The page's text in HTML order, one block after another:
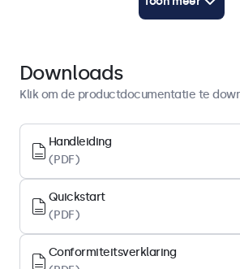
Display-architectuur
Schermdiagonaal
11.6 inch (296 mm)
Beeldverhouding
16:9 (4:3 instelbaar)
Native resolutie
1920 x 1080
Downloads
Klik om de productdocumentatie te
Handleiding
(PDF)
Quickstart
(PDF)
Conformiteitsverklaring